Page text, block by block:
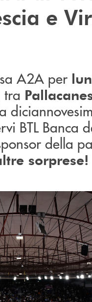
e
A2A per
tra
BTL Banca
della
sorprese!